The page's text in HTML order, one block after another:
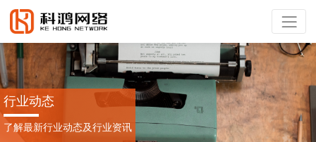
行业动态
了解最新行业动态及行业资讯